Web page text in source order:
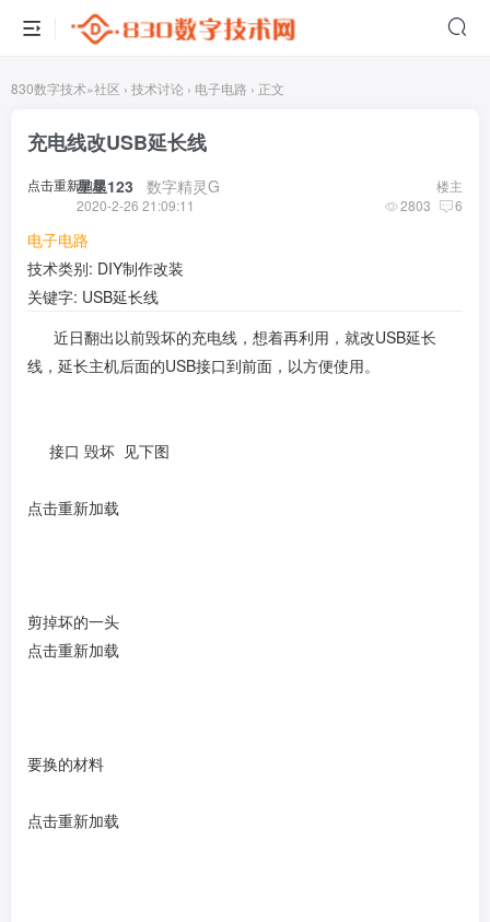
830数字技术»社区 › 技术讨论 › 电子电路 › 正文
充电线改USB延长线
点击重新加载 楼主
星星123 数字精灵G
2803 6
2020-2-26 21:09:11
电子电路
技术类别: DIY制作改装
关键字: USB延长线
近日翻出以前毁坏的充电线，想着再利用，就改USB延长
线，延长主机后面的USB接口到前面，以方便使用。
接口 毁坏 见下图
点击重新加载
剪掉坏的一头
点击重新加载
要换的材料
点击重新加载